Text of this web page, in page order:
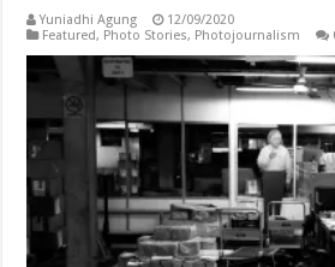
Yuniadhi Agung
12/09/2020
Featured, Photo Stories, Photojournalism